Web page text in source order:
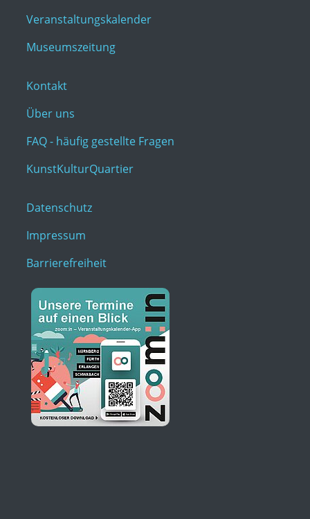
Veranstaltungskalender
Museumszeitung
Kontakt
Über uns
FAQ - häufig gestellte Fragen
KunstKulturQuartier
Datenschutz
Impressum
Barrierefreiheit